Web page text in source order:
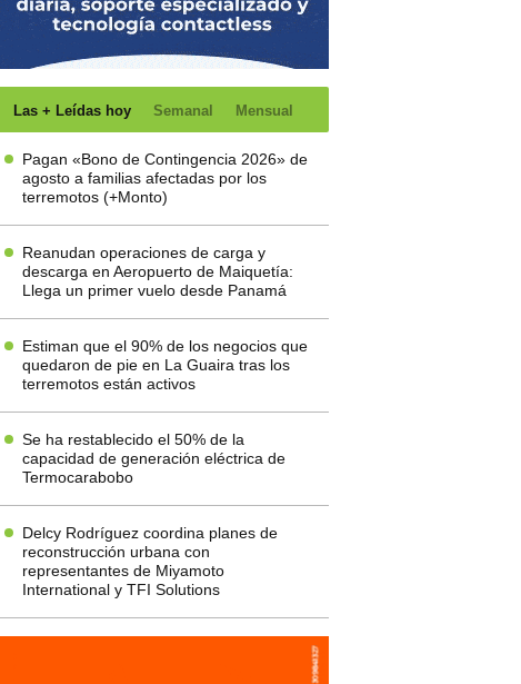
Las + Leídas hoy Semanal Mensual
Pagan «Bono de Contingencia 2026» de
agosto a familias afectadas por los
terremotos (+Monto)
Reanudan operaciones de carga y
descarga en Aeropuerto de Maiquetía:
Llega un primer vuelo desde Panamá
Estiman que el 90% de los negocios que
quedaron de pie en La Guaira tras los
terremotos están activos
Se ha restablecido el 50% de la
capacidad de generación eléctrica de
Termocarabobo
Delcy Rodríguez coordina planes de
reconstrucción urbana con
representantes de Miyamoto
International y TFI Solutions